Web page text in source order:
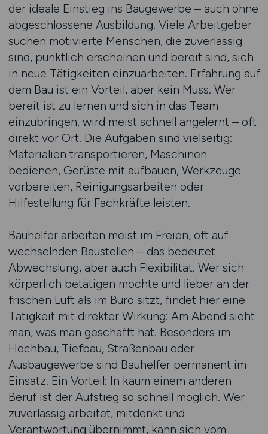
der ideale Einstieg ins Baugewerbe – auch ohne
abgeschlossene Ausbildung. Viele Arbeitgeber
suchen motivierte Menschen, die zuverlässig
sind, pünktlich erscheinen und bereit sind, sich
in neue Tätigkeiten einzuarbeiten. Erfahrung auf
dem Bau ist ein Vorteil, aber kein Muss. Wer
bereit ist zu lernen und sich in das Team
einzubringen, wird meist schnell angelernt – oft
direkt vor Ort. Die Aufgaben sind vielseitig:
Materialien transportieren, Maschinen
bedienen, Gerüste mit aufbauen, Werkzeuge
vorbereiten, Reinigungsarbeiten oder
Hilfestellung für Fachkräfte leisten.
Bauhelfer arbeiten meist im Freien, oft auf
wechselnden Baustellen – das bedeutet
Abwechslung, aber auch Flexibilität. Wer sich
körperlich betätigen möchte und lieber an der
frischen Luft als im Büro sitzt, findet hier eine
Tätigkeit mit direkter Wirkung: Am Abend sieht
man, was man geschafft hat. Besonders im
Hochbau, Tiefbau, Straßenbau oder
Ausbaugewerbe sind Bauhelfer permanent im
Einsatz. Ein Vorteil: In kaum einem anderen
Beruf ist der Aufstieg so schnell möglich. Wer
zuverlässig arbeitet, mitdenkt und
Verantwortung übernimmt, kann sich vom